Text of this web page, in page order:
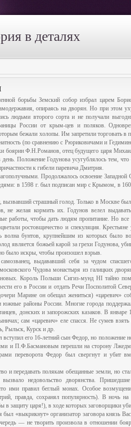
в деталях
борьбы Земский собор избрал царем
опираясь на дворян. Но при этом
людьми второго сорта и не получали
России от крым-цев и поляков.
бежали холопы. Им запретили торговать в
(по сравнению с Рюриковичами и
боярин Ф.Н.Романов, отец будущего царя
Положение Годунова усугублялось тем,
к гибели паревича Дмитрия.
Продолжалось освоение
в 1598 г. был подписан мир с Крымом, в
страшный голод. Только в Москве
желая кормить их. Годунов велел выдавать
работы, чтобы дать людям пропитание. Но
ростовщичество и спекуляция. Крестьяне
волна бунтов, крупнейшим из которых было
является божьей карой за грехи Годунова,
было искры, чтобы произошел взрыв.
выдававший себя за чудом
Чудова монастыря из галицких
Король Польши Сигиз-мунд HI тайно
его в России и отдать Речи Посполитой
Марине он обещал жениться) «царевич»
южные районы России. Многие города
донских и запорожских казаков. В
сам «царевич» еле спасся. Не сумев
Рыльск, Курск и др.
вступил его 16-летний сын Федор, но положение
и П.Ф.Басмановым перешли на сторону
переворота Федор был свергнут и убит
и передавать полякам обещанные земли, но
недовольство дворянства.
ими правил беглый монах. Особое
правда, сохранял популярность). В ночь
в защиту царя!), в ходе которых заговорщики
«выкрикнут» организатор заговора князь
— не творить произвола в отношении